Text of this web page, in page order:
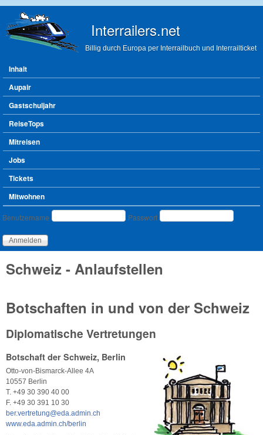
Interrailers.net
Billig durch Europa per Interrailbuch und Interrailticket
Hauptmenü
Inhalt
Aupair
Gastschuljahr
ReiseTops
Mitreisen
Jobs
Tickets
Mitwohnen
Benutzeranmeldung
Benutzername Passwort
Schweiz - Anlaufstellen
Botschaften in und von der Schweiz
Diplomatische Vertretungen
Botschaft der Schweiz, Berlin
Otto-von-Bismarck-Allee 4A
10557 Berlin
T. +49 30 390 40 00
F. +49 30 391 10 30
ber.vertretung@eda.admin.ch
www.eda.admin.ch/berlin